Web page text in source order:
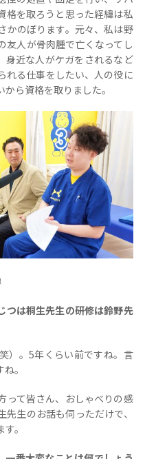
格を取ろうと思った経緯は私
かのぼります。元々、私は野
友人が骨肉腫で亡くなってし
身近な人がケガをされるなど
れる仕事をしたい、人の役に
ら資格を取りました。
は桐生先生の研修は鈴野先
）。5年くらい前ですね。言
。
って皆さん、おしゃべりの感
生のお話も伺っただけで、
。